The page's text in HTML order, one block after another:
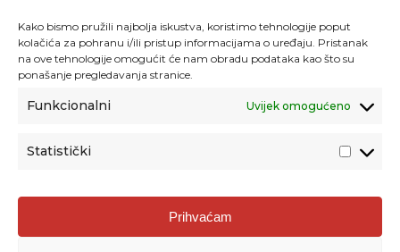
Kako bismo pružili najbolja iskustva, koristimo tehnologije poput
kolačića za pohranu i/ili pristup informacijama o uređaju. Pristanak
na ove tehnologije omogućit će nam obradu podataka kao što su
ponašanje pregledavanja stranice.
Funkcionalni Uvijek omogućeno
Statistički
Prihvaćam
Agencija za odgoj i obrazovanje
Donje Svetice 38, 10000 Zagreb